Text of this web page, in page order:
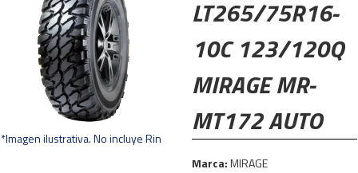
*Imagen ilustrativa. No incluye Rin
LT265/75R16-
10C 123/120Q
MIRAGE MR-
MT172 AUTO
Marca:MIRAGE